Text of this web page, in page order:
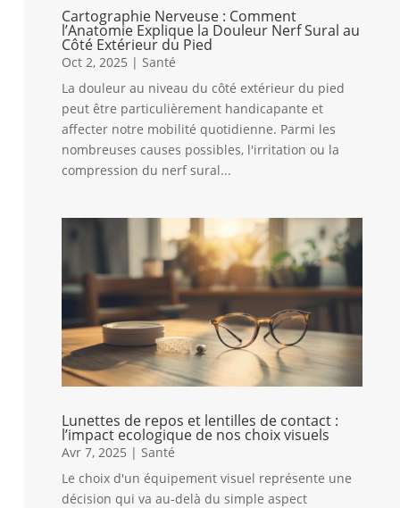
Cartographie Nerveuse : Comment
l’Anatomie Explique la Douleur Nerf Sural au
Côté Extérieur du Pied
Oct 2, 2025 | Santé
La douleur au niveau du côté extérieur du pied
peut être particulièrement handicapante et
affecter notre mobilité quotidienne. Parmi les
nombreuses causes possibles, l'irritation ou la
compression du nerf sural...
Lunettes de repos et lentilles de contact :
l’impact ecologique de nos choix visuels
Avr 7, 2025 | Santé
Le choix d'un équipement visuel représente une
décision qui va au-delà du simple aspect